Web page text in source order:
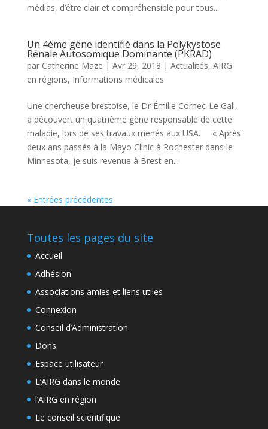
médias, d’être clair et compréhensible pour tous...
Un 4ème gène identifié dans la Polykystose
Rénale Autosomique Dominante (PKRAD)
par Catherine Maze | Avr 29, 2018 | Actualités, AIRG
en régions, Informations médicales
Une chercheuse brestoise, le Dr Émilie Cornec-Le Gall,
a découvert un quatrième gène responsable de cette
maladie, lors de ses travaux menés aux USA. « Après
deux ans passés à la Mayo Clinic à Rochester dans le
Minnesota, je suis revenue à Brest en...
« Entrées précédentes
Toutes les pages du site
Accueil
Adhésion
Associations amies et liens utiles
Connexion
Conseil d’Administration
Dons
Espace utilisateur
L’AIRG dans le monde
l’AIRG en région
Le conseil scientifique